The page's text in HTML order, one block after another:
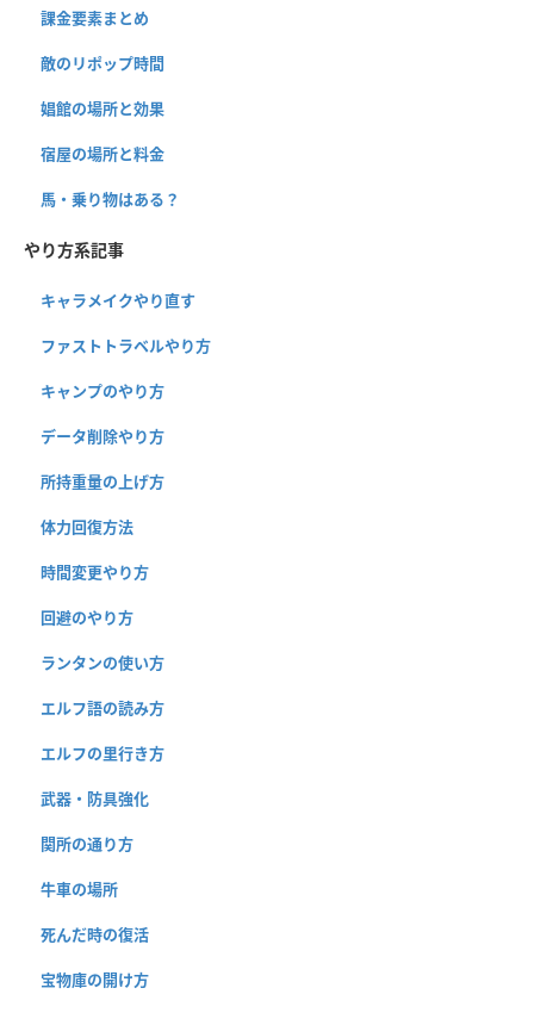
課金要素まとめ
敵のリポップ時間
娼館の場所と効果
宿屋の場所と料金
馬・乗り物はある？
やり方系記事
キャラメイクやり直す
ファストトラベルやり方
キャンプのやり方
データ削除やり方
所持重量の上げ方
体力回復方法
時間変更やり方
回避のやり方
ランタンの使い方
エルフ語の読み方
エルフの里行き方
武器・防具強化
関所の通り方
牛車の場所
死んだ時の復活
宝物庫の開け方